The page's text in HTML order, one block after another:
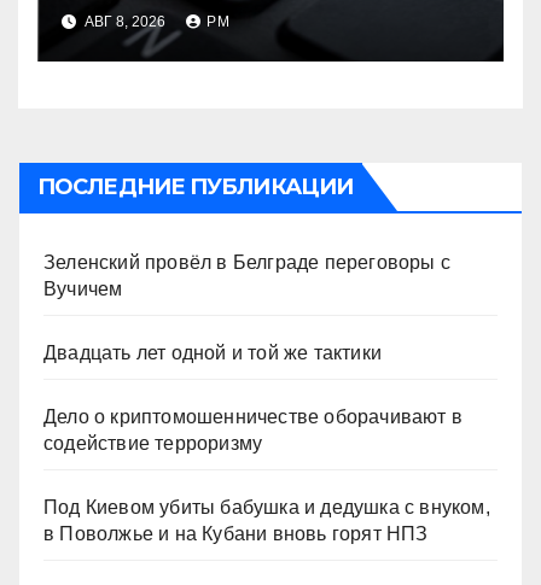
оборачивают в содействие
терроризму
АВГ 8, 2026 РМ
ПОСЛЕДНИЕ ПУБЛИКАЦИИ
Зеленский провёл в Белграде переговоры с
Вучичем
Двадцать лет одной и той же тактики
Дело о криптомошенничестве оборачивают в
содействие терроризму
Под Киевом убиты бабушка и дедушка с внуком,
в Поволжье и на Кубани вновь горят НПЗ